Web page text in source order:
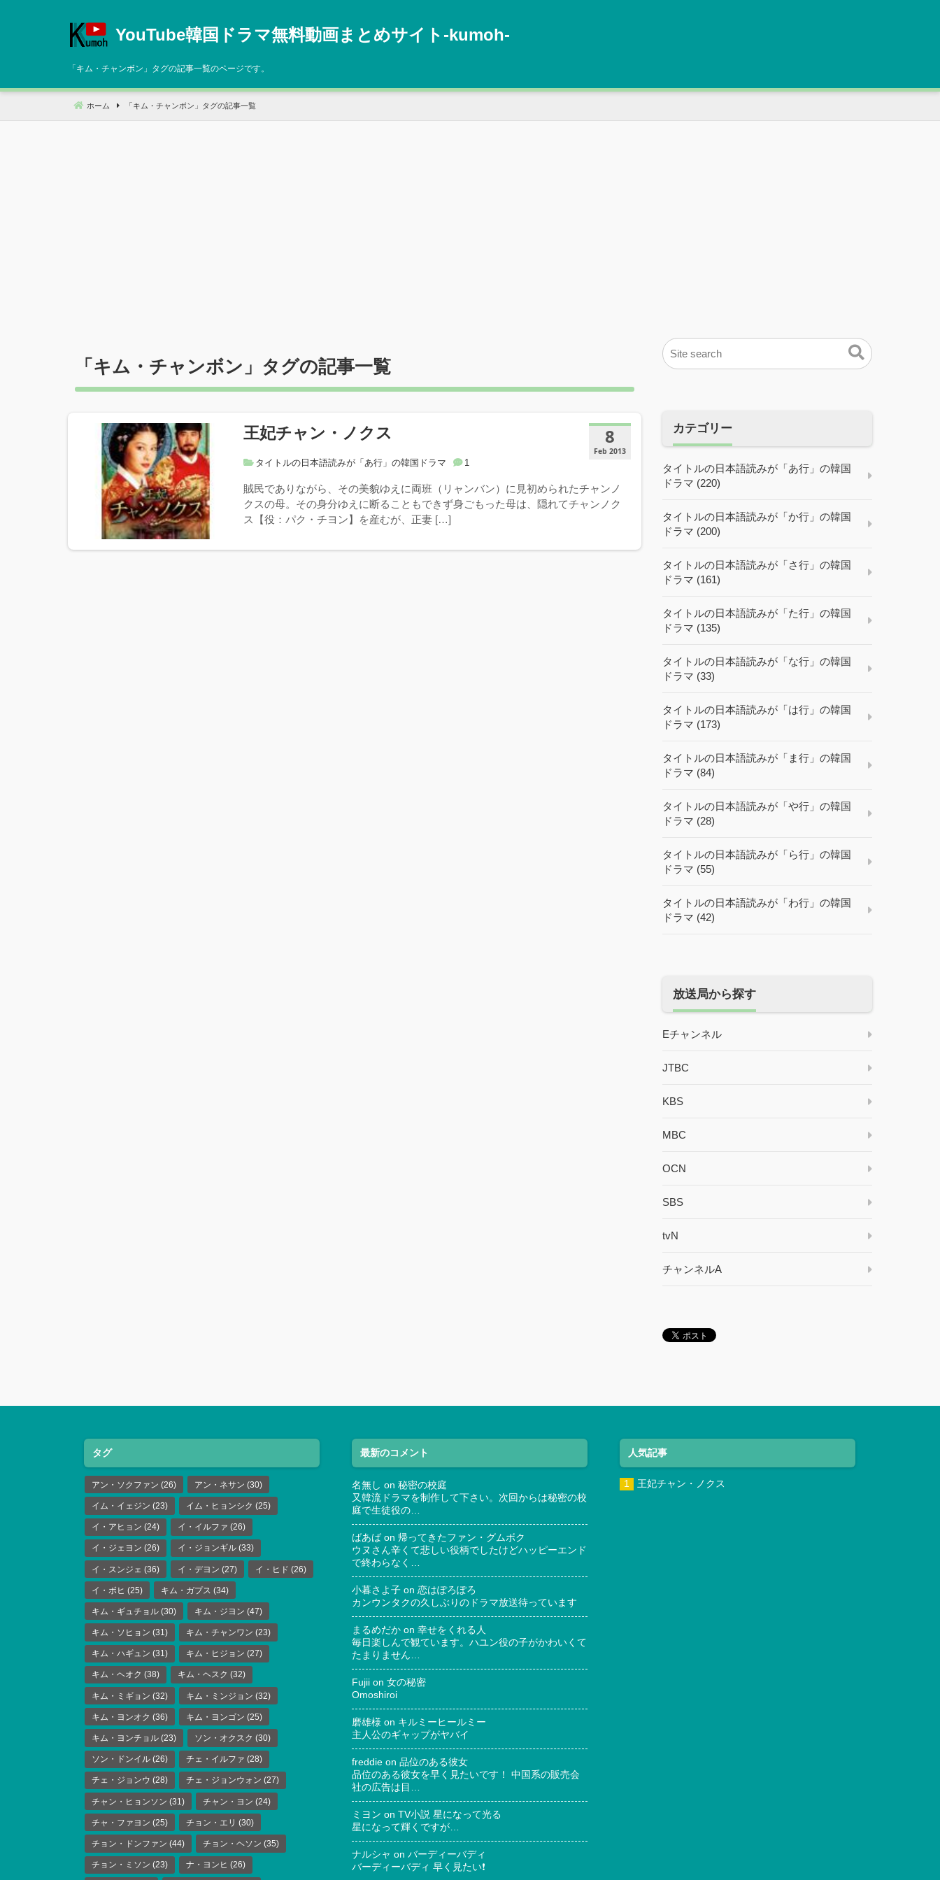
へ
動
YouTube韓国ドラマ無料動画まとめサイト‐kumoh‐
「 キム・チャンボン 」タグの記事一覧のページです。
ホーム 「 キム・チャンボン 」タグの記事一覧
「 キム・チャンボン 」タグの記事一覧
8
Feb 2013
王妃チャン・ノクス
タイトルの日本語読みが「あ行」の韓国ドラマ 1
賊民でありながら、その美貌ゆえに両班（リャンバン）に見初められたチャンノ
クスの母。その身分ゆえに断ることもできず身ごもった母は、隠れてチャンノク
ス【役：パク・チヨン】を産むが、正妻 […]
カテゴリー
タイトルの日本語読みが「あ行」の韓国
ドラマ (220)
タイトルの日本語読みが「か行」の韓国
ドラマ (200)
タイトルの日本語読みが「さ行」の韓国
ドラマ (161)
タイトルの日本語読みが「た行」の韓国
ドラマ (135)
タイトルの日本語読みが「な行」の韓国
ドラマ (33)
タイトルの日本語読みが「は行」の韓国
ドラマ (173)
タイトルの日本語読みが「ま行」の韓国
ドラマ (84)
タイトルの日本語読みが「や行」の韓国
ドラマ (28)
タイトルの日本語読みが「ら行」の韓国
ドラマ (55)
タイトルの日本語読みが「わ行」の韓国
ドラマ (42)
放送局から探す
Eチャンネル
JTBC
KBS
MBC
OCN
SBS
tvN
チャンネルA
タグ
アン・ソクファン (26) アン・ネサン (30)
イム・イェジン (23) イム・ヒョンシク (25)
イ・アヒョン (24) イ・イルファ (26)
イ・ジェヨン (26) イ・ジョンギル (33)
イ・スンジェ (36) イ・デヨン (27) イ・ヒド (26)
イ・ボヒ (25) キム・ガプス (34)
キム・ギュチョル (30) キム・ジヨン (47)
キム・ソヒョン (31) キム・チャンワン (23)
キム・ハギュン (31) キム・ヒジョン (27)
キム・ヘオク (38) キム・ヘスク (32)
キム・ミギョン (32) キム・ミンジョン (32)
キム・ヨンオク (36) キム・ヨンゴン (25)
キム・ヨンチョル (23) ソン・オクスク (30)
ソン・ドンイル (26) チェ・イルファ (28)
チェ・ジョンウ (28) チェ・ジョンウォン (27)
チャン・ヒョンソン (31) チャン・ヨン (24)
チャ・ファヨン (25) チョン・エリ (30)
チョン・ドンファン (44) チョン・ヘソン (35)
チョン・ミソン (23) ナ・ヨンヒ (26)
最新のコメント
名無し on 秘密の校庭
又韓流ドラマを制作して下さい。次回からは秘密の校
庭で生徒役の…
ばあば on 帰ってきたファン・グムボク
ウヌさん辛くて悲しい役柄でしたけどハッピーエンド
で終わらなく…
小暮さよ子 on 恋はぽろぽろ
カンウンタクの久しぶりのドラマ放送待っています
まるめだか on 幸せをくれる人
毎日楽しんで観ています。ハユン役の子がかわいくて
たまりません…
Fujii on 女の秘密
Omoshiroi
磨雄様 on キルミーヒールミー
主人公のギャップがヤバイ
freddie on 品位のある彼女
品位のある彼女を早く見たいです！ 中国系の販売会
社の広告は目…
ミヨン on TV小説 星になって光る
星になって輝くですが…
ナルシャ on バーディーバディ
バーディーバディ 早く見たい❗
人気記事
王妃チャン・ノクス